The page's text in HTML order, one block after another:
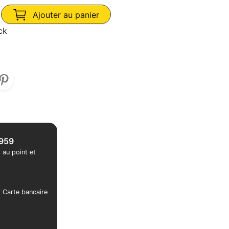
Ajouter au panier
au point et
Carte bancaire